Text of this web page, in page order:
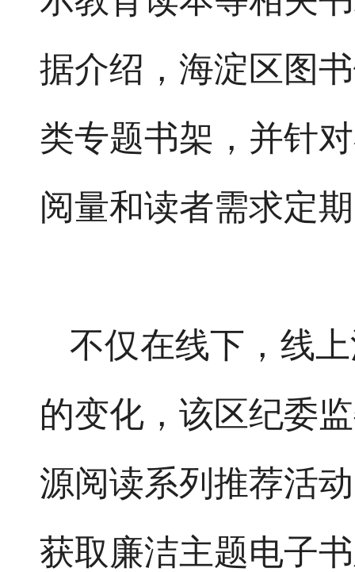
据介绍，海淀区图
类专题书架，并针
阅量和读者需求定
不仅在线下，线
的变化，该区纪委
源阅读系列推荐活
获取廉洁主题电子